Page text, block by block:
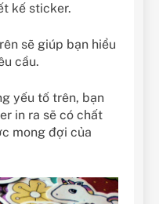
kế sticker.
sẽ giúp bạn hiểu
cầu.
yếu tố trên, bạn
in ra sẽ có chất
mong đợi của